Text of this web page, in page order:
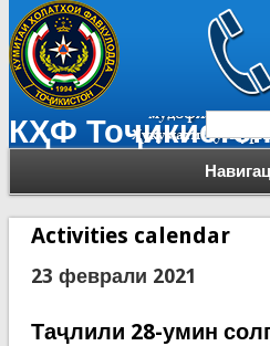
КҲФ
Activities calendar
23 феврали 2021
Таҷлили 28-умин